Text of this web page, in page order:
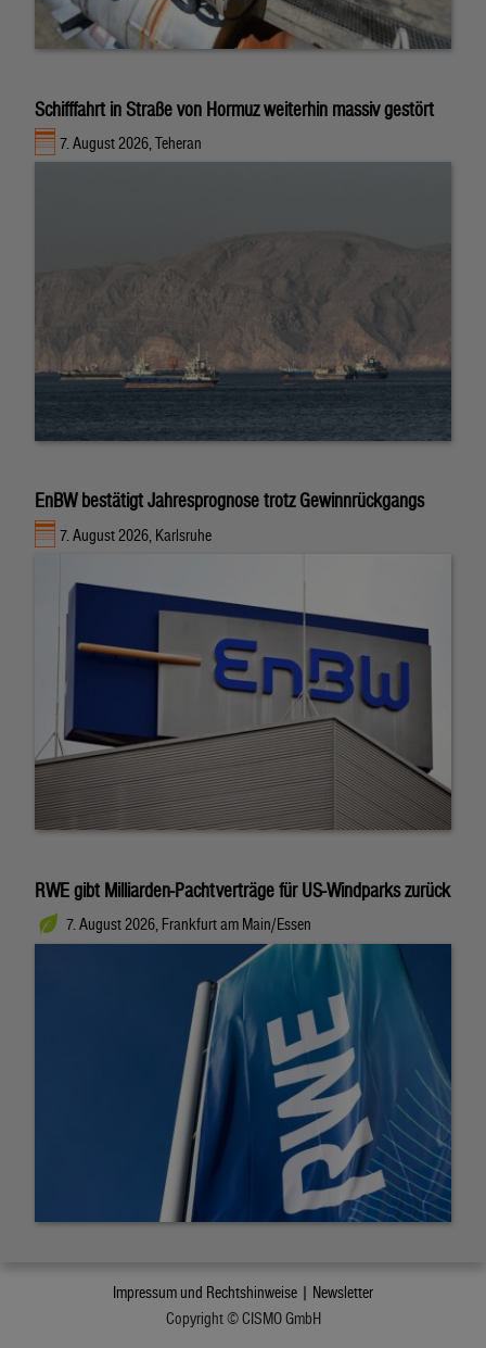
Schifffahrt in Straße von Hormuz weiterhin massiv gestört
7. August 2026, Teheran
EnBW bestätigt Jahresprognose trotz Gewinnrückgangs
7. August 2026, Karlsruhe
RWE gibt Milliarden-Pachtverträge für US-Windparks zurück
7. August 2026, Frankfurt am Main/Essen
Impressum und Rechtshinweise | Newsletter
Copyright © CISMO GmbH